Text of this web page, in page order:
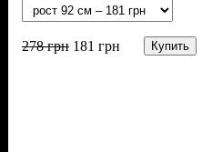
278грн 181 грн Купить